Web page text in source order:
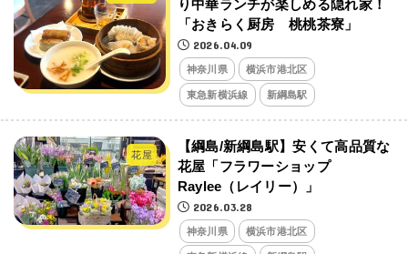
り中華ランチが楽しめる隠れ家！
「おきらく厨房 桃桃茶寮」
2026.04.09
神奈川県 横浜市港北区
東急新横浜線 新綱島駅
花屋
【綱島/新綱島駅】安くて高品質な
花屋「フラワーショップ
Raylee（レイリー）」
2026.03.28
神奈川県 横浜市港北区